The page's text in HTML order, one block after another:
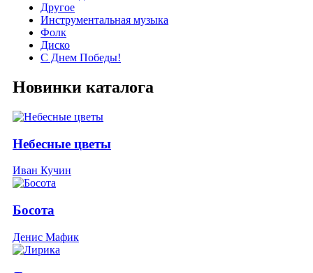
Другое
Инструментальная музыка
Фолк
Диско
С Днем Победы!
Новинки каталога
Небесные цветы
Иван Кучин
Босота
Денис Мафик